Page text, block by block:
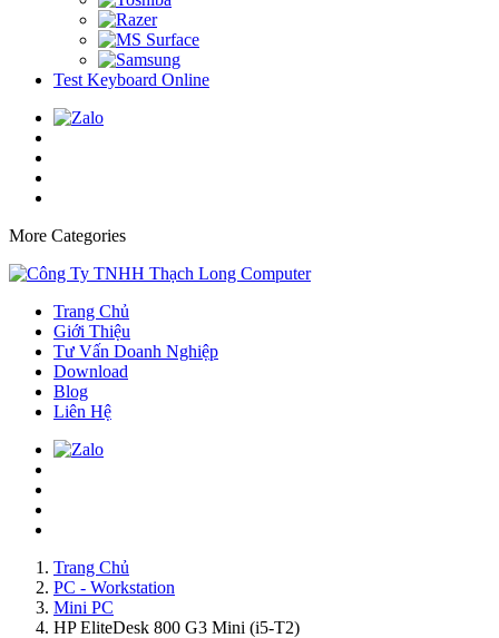
Test Keyboard Online
More Categories
Trang Chủ
Giới Thiệu
Tư Vấn Doanh Nghiệp
Download
Blog
Liên Hệ
Trang Chủ
PC - Workstation
Mini PC
HP EliteDesk 800 G3 Mini (i5-T2)